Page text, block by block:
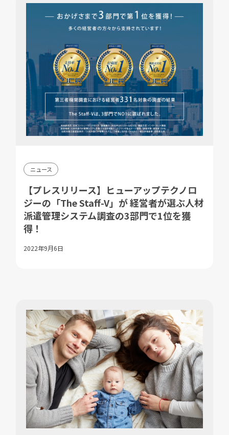
ニュース
【プレスリリース】ヒューアップテクノロ
ジーの「The Staff-V」が 経営者が選ぶ人材
派遣管理システム調査の3部門で1位を獲
得！
2022年9月6日